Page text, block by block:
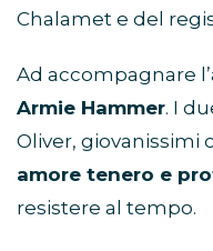
Chalamet e del
Ad accompagnare
Armie Hammer. I
Oliver, giovanissimi
amore tenero e
resistere al tempo.